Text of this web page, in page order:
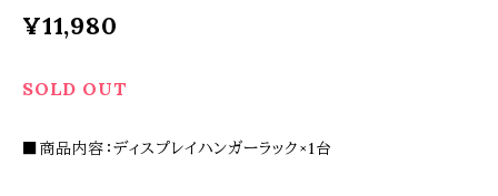
¥11,980
SOLD OUT
■商品内容：ディスプレイハンガーラック×1台